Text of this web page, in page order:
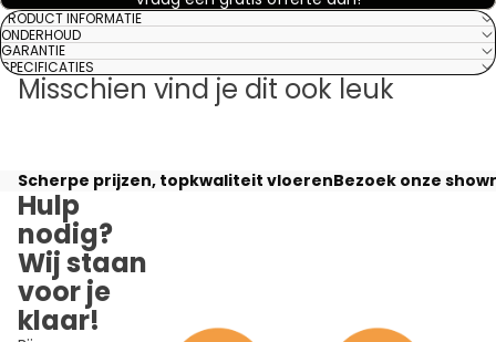
PRODUCT INFORMATIE
ONDERHOUD
GARANTIE
SPECIFICATIES
Misschien vind je dit ook leuk
Scherpe prijzen, topkwaliteit vloerenBezoek onze
Hulp
nodig?
Wij staan
voor je
klaar!